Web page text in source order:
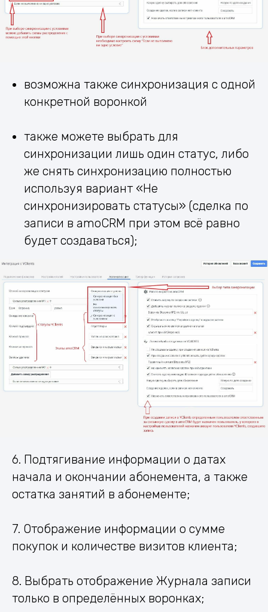
возможна также синхронизация с одной
конкретной воронкой
также можете выбрать для
синхронизации лишь один статус, либо
же снять синхронизацию полностью
используя вариант «Не
синхронизировать статусы» (сделка по
записи в amoCRM при этом всё равно
будет создаваться);
6. Подтягивание информации о датах
начала и окончании абонемента, а также
остатка занятий в абонементе;
7. Отображение информации о сумме
покупок и количестве визитов клиента;
8. Выбрать отображение Журнала записи
только в определённых воронках;